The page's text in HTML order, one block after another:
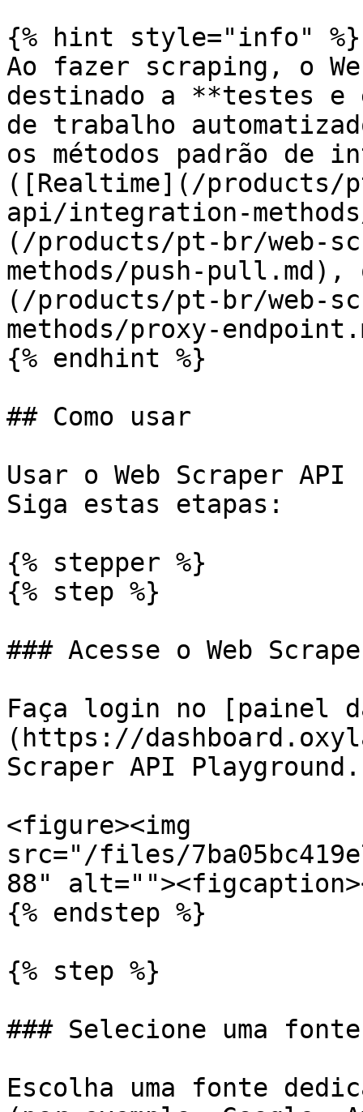
{% hint style="info" %}
Ao fazer scraping, o
destinado a **testes e
de trabalho
os métodos padrão de
([Realtime](/products/
api/integration-
(/products/pt-br/web-
methods/push-
(/products/pt-br/web-
methods/proxy-
{% endhint %}
## Como usar
Usar o Web Scraper
Siga estas etapas:
{% stepper %}
{% step %}
### Acesse o Web
Faça login no [painel
(https://
Scraper API Playground.
<figure><img
src="/files/
88"
{% endstep %}
{% step %}
### Selecione uma fonte
Escolha uma fonte